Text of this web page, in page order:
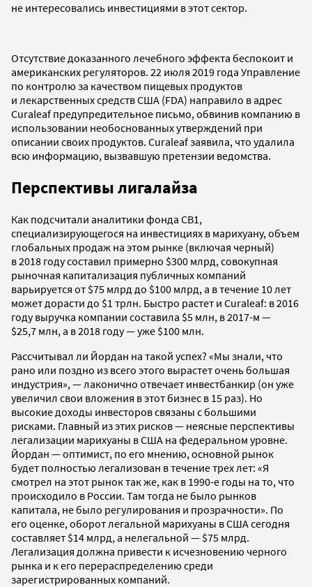
не интересовались инвестициями в этот сектор.
Отсутствие доказанного лечебного эффекта беспокоит и
американских регуляторов. 22 июля 2019 года Управление
по контролю за качеством пищевых продуктов
и лекарственных средств США (FDA) направило в адрес
Curaleaf предупредительное письмо, обвинив компанию в
использовании необоснованных утверждений при
описании своих продуктов. Curaleaf заявила, что удалила
всю информацию, вызвавшую претензии ведомства.
Перспективы лигалайза
Как подсчитали аналитики фонда CB1,
специализирующегося на инвестициях в марихуану, объем
глобальных продаж на этом рынке (включая черный)
в 2018 году составил примерно $300 млрд, совокупная
рыночная капитализация публичных компаний
варьируется от $75 млрд до $100 млрд, а в течение 10 лет
может дорасти до $1 трлн. Быстро растет и Curaleaf: в 2016
году выручка компании составила $5 млн, в 2017-м —
$25,7 млн, а в 2018 году — уже $100 млн.
Рассчитывал ли Йордан на такой успех? «Мы знали, что
рано или поздно из всего этого вырастет очень большая
индустрия», — лаконично отвечает инвестбанкир (он уже
увеличил свои вложения в этот бизнес в 15 раз). Но
высокие доходы инвесторов связаны с большими
рисками. Главный из этих рисков — неясные перспективы
легализации марихуаны в США на федеральном уровне.
Йордан — оптимист, по его мнению, основной рынок
будет полностью легализован в течение трех лет: «Я
смотрел на этот рынок так же, как в 1990-е годы на то, что
происходило в России. Там тогда не было рынков
капитала, не было регулирования и прозрачности». По
его оценке, оборот легальной марихуаны в США сегодня
составляет $14 млрд, а нелегальной — $75 млрд.
Легализация должна привести к исчезновению черного
рынка и к его перераспределению среди
зарегистрированных компаний.